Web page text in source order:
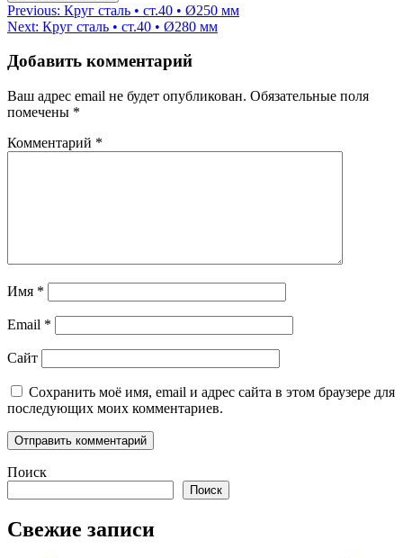
Навигация
по
записям
Previous: Круг сталь • ст.40 • Ø250 мм
Next: Круг сталь • ст.40 • Ø280 мм
Добавить комментарий
Ваш адрес email не будет опубликован. Обязательные поля
помечены *
Комментарий *
Имя *
Email *
Сайт
Сохранить моё имя, email и адрес сайта в этом браузере для
последующих моих комментариев.
Поиск
Поиск
Свежие записи